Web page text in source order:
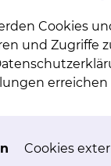
Verlauf ihrer
Erkrankung
insgesamt
Cookies
und Zugriffe
Cookies